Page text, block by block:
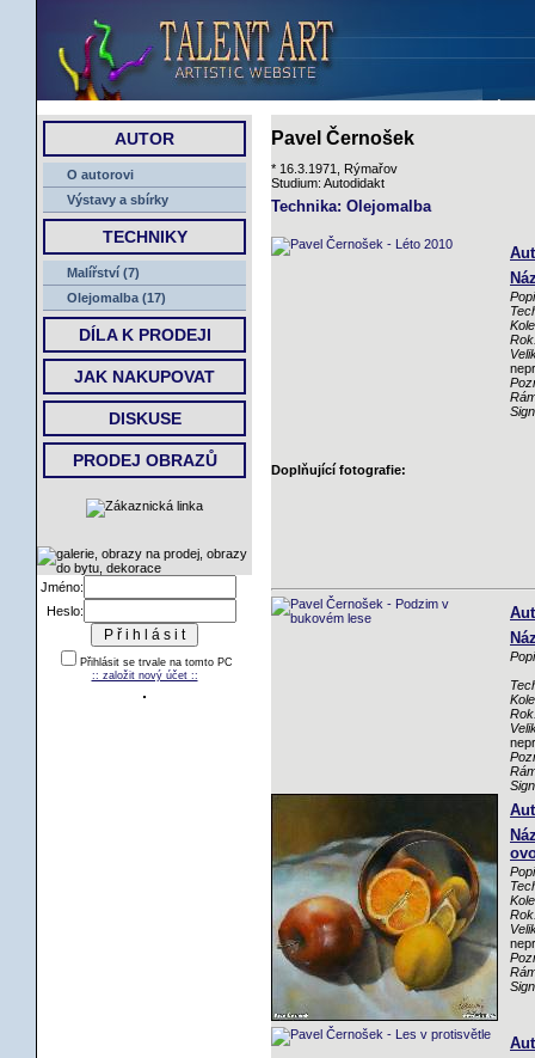
AUTOR
O autorovi
Výstavy a sbírky
TECHNIKY
Malířství (7)
Olejomalba (17)
DÍLA K PRODEJI
JAK NAKUPOVAT
DISKUSE
PRODEJ OBRAZŮ
Jméno:
Heslo:
Přihlásit se trvale na tomto PC
:: založit nový účet ::
Pavel Černošek
* 16.3.1971, Rýmařov
Studium: Autodidakt
Technika: Olejomalba
Doplňující fotografie: